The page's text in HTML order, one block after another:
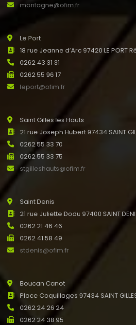
montagne@ofim.fr
Le Port
18 rue Jeanne d’Arc 97420 LE PORT
0262 43 31 31
0262 55 96 17
leport@ofim.fr
Saint Gilles les Hauts
21 rue Joseph Hubert 97434 SAINT
0262 55 33 70
0262 55 33 75
stgilleshauts@ofim.fr
Saint Denis
21 rue Juliette Dodu 97400 SAINT
0262 21 46 46
0262 41 58 49
stdenis@ofim.fr
Boucan Canot
Place Coquillages 97434 SAINT
0262 24 26 24
0262 24 38 95